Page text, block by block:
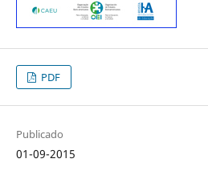
PDF
Publicado
01-09-2015